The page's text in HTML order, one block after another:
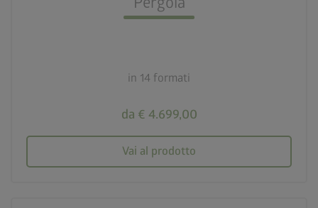
in 14 formati
da € 4.699,00
Vai al prodotto
20 anni di garanzia